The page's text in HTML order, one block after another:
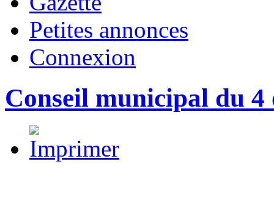
Petites annonces
Connexion
Conseil municipal du 4